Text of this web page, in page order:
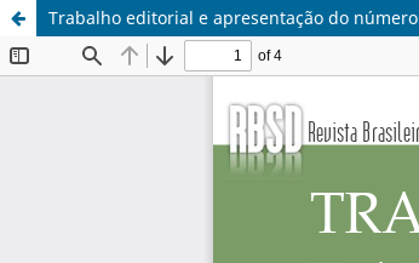
Trabalho editorial e apresentação do número